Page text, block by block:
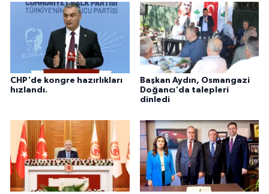
CHP'de kongre hazırlıkları
hızlandı.
Başkan Aydın, Osmangazi
Doğancı'da talepleri
dinledi